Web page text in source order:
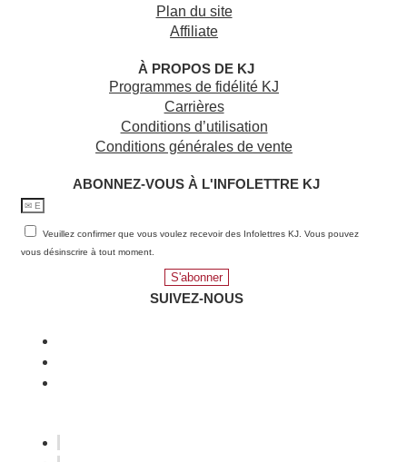
Plan du site
Affiliate
À PROPOS DE KJ
Programmes de fidélité KJ
Carrières
Conditions d’utilisation
Conditions générales de vente
ABONNEZ-VOUS À L'INFOLETTRE KJ​
Veuillez confirmer que vous voulez recevoir des Infolettres KJ. Vous pouvez
vous désinscrire à tout moment.
S'abonner
SUIVEZ-NOUS